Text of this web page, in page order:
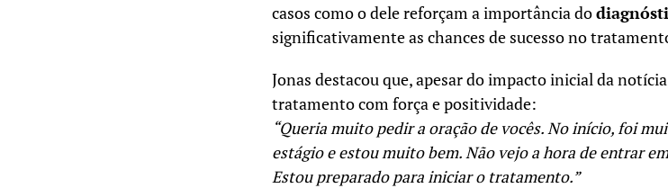
casos como o dele reforçam a importância do
significativamente as chances de sucesso no
Jonas destacou que, apesar do impacto inicial da
tratamento com força e positividade:
“Queria muito pedir a oração de vocês. No início, foi
estágio e estou muito bem. Não vejo a hora de entrar
Estou preparado para iniciar o tratamento.”